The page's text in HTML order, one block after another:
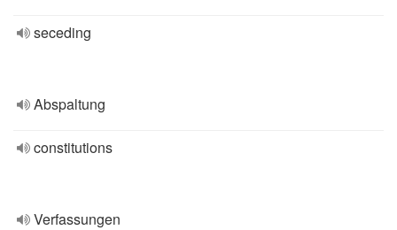
seceding
Abspaltung
constitutions
Verfassungen